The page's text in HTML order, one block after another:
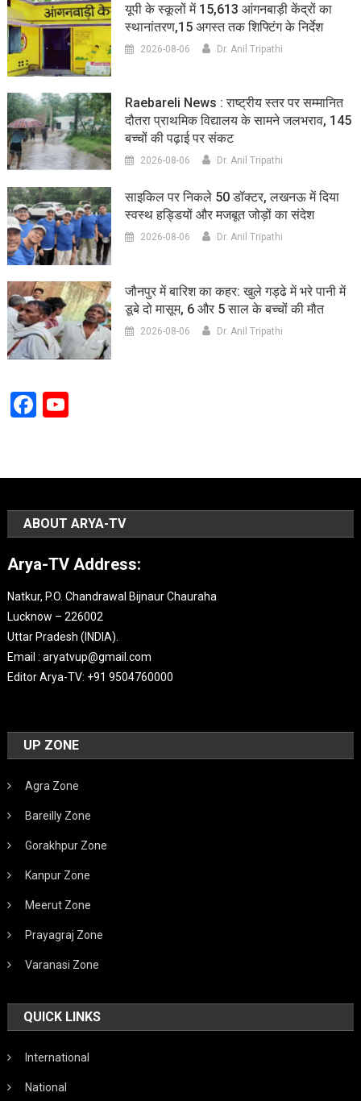
यूपी के स्कूलों में 15,613 आंगनबाड़ी केंद्रों का
स्थानांतरण,15 अगस्त तक शिफ्टिंग के निर्देश
2026-08-06 Dr. Anil Tripathi
Raebareli News : राष्ट्रीय स्तर पर सम्मानित
दौतरा प्राथमिक विद्यालय के सामने जलभराव, 145
बच्चों की पढ़ाई पर संकट
2026-08-06 Dr. Anil Tripathi
साइकिल पर निकले 50 डॉक्टर, लखनऊ में दिया
स्वस्थ हड्डियों और मजबूत जोड़ों का संदेश
2026-08-06 Dr. Anil Tripathi
जौनपुर में बारिश का कहर: खुले गड्ढे में भरे पानी में
डूबे दो मासूम, 6 और 5 साल के बच्चों की मौत
2026-08-06 Dr. Anil Tripathi
Facebook
YouTube
ABOUT ARYA-TV
Arya-TV Address:
Natkur, P.O. Chandrawal Bijnaur Chauraha
Lucknow – 226002
Uttar Pradesh (INDIA).
Email : aryatvup@gmail.com
Editor Arya-TV: +91 9504760000
UP ZONE
Agra Zone
Bareilly Zone
Gorakhpur Zone
Kanpur Zone
Meerut Zone
Prayagraj Zone
Varanasi Zone
QUICK LINKS
International
National